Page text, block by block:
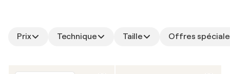
Prix Technique Taille Offres